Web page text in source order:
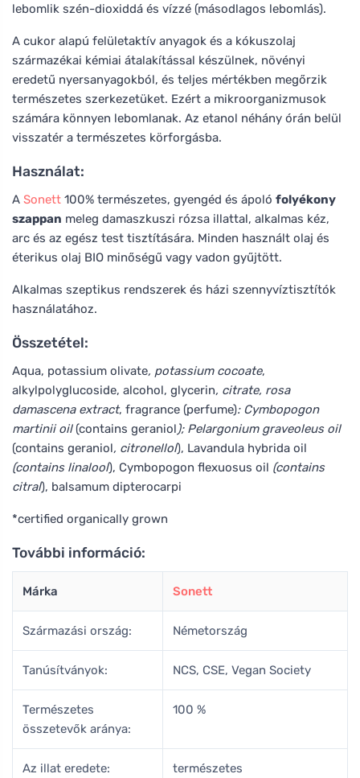
lebomlik szén-dioxiddá és vízzé (másodlagos lebomlás).
A cukor alapú felületaktív anyagok és a kókuszolaj
származékai kémiai átalakítással készülnek, növényi
eredetű nyersanyagokból, és teljes mértékben megőrzik
természetes szerkezetüket. Ezért a mikroorganizmusok
számára könnyen lebomlanak. Az etanol néhány órán belül
visszatér a természetes körforgásba.
Használat:
A Sonett 100% természetes, gyengéd és ápoló folyékony
szappan meleg damaszkuszi rózsa illattal, alkalmas kéz,
arc és az egész test tisztítására. Minden használt olaj és
éterikus olaj BIO minőségű vagy vadon gyűjtött.
Alkalmas szeptikus rendszerek és házi szennyvíztisztítók
használatához.
Összetétel:
Aqua, potassium olivate, potassium cocoate,
alkylpolyglucoside, alcohol, glycerin, citrate, rosa
damascena extract, fragrance (perfume): Cymbopogon
martinii oil(contains geraniol); Pelargonium graveoleus oil
(contains geraniol, citronellol), Lavandula hybrida oil
(contains linalool), Cymbopogon flexuosus oil (contains
citral), balsamum dipterocarpi
*certified organically grown
További információ:
Márka Sonett
Származási ország: Németország
Tanúsítványok: NCS, CSE, Vegan Society
Természetes
összetevők aránya:
100 %
Az illat eredete: természetes